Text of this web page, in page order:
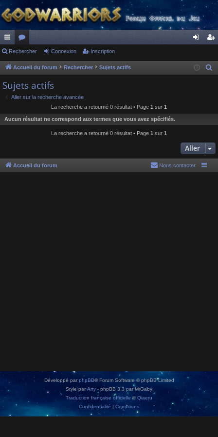
ac
co
ur
ci
or
u
s
ne cri
Rechercher Connexion Inscription
Accueil du forum Rechercher Sujets actifs
h
e
Sujets actifs
Aller sur la recherche avancée
La recherche a retourné 0 résultat • Page 1 sur 1
Aucun résultat ne correspond aux termes que vous avez spécifiés.
La recherche a retourné 0 résultat • Page 1 sur 1
Aller
Accueil du forum Nous contacter
Développé par phpBB® Forum Software © phpBB Limited
Style parArty - phpBB 3.3 par MrGaby
Traduction française officielle ©Qiaeru
Confidentialité | Conditions